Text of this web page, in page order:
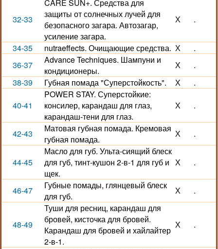
32-33
CARE SUN+. Средства для
защиты от солнечных лучей для
безопасного загара. Автозагар,
усиление загара.
Х .
34-35 nutraeffects. Очищающие средства. Х
.
36-37
Advance Techniques. Шампуни и
кондиционеры.
Х
.
38-39
Губная помада "Суперстойкость". Х .
40-41
POWER STAY. Суперстойкие:
консилер, карандаш для глаз,
карандаш-тени для глаз.
Х .
42-43
Матовая губная помада. Кремовая
губная помада.
Х .
44-45
Масло для губ. Ульта-сиящий блеск
для губ, тинт-кушон 2-в-1 для губ и
щек.
Х .
46-47
Губные помады, глянцевый блеск
для губ.
Х .
48-49
Туши для ресниц, карандаш для
бровей, кисточка для бровей.
Карандаш для бровей и хайлайтер
2-в-1.
Х .